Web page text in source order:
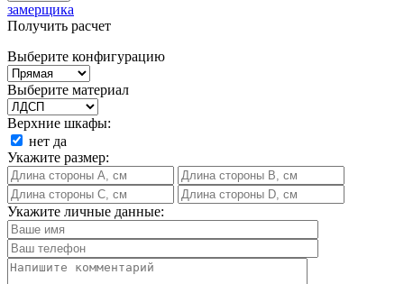
замерщика
Получить расчет
Выберите конфигурацию
Выберите материал
Верхние шкафы:
нет да
Укажите размер:
Укажите личные данные: